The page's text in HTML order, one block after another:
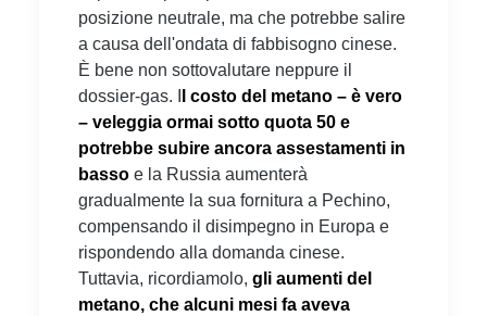
posizione neutrale, ma che potrebbe salire
a causa dell'ondata di fabbisogno cinese.
È bene non sottovalutare neppure il
dossier-gas. I
l costo del metano – è vero
– veleggia ormai sotto quota 50 e
potrebbe subire ancora assestamenti in
basso e la Russia aumenterà
gradualmente la sua fornitura a Pechino,
compensando il disimpegno in Europa e
rispondendo alla domanda cinese.
Tuttavia, ricordiamolo, gli aumenti del
metano, che alcuni mesi fa aveva